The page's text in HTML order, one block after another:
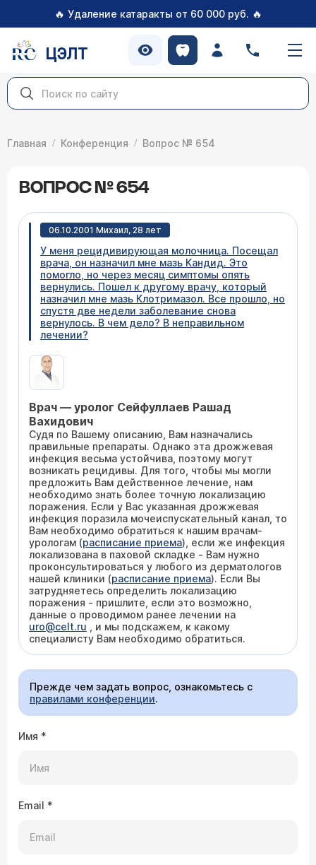
🔥 Удаление катаракты от 60 000 руб. 🔥
ЦЭЛТ
Главная Конференция Вопрос № 654
ВОПРОС № 654
06.10.2001 Михаил, 28 лет
У меня рецидивирующая молочница. Посещал
врача, он назначил мне мазь Кандид. Это
помогло, но через месяц симптомы опять
вернулись. Пошел к другому врачу, который
назначил мне мазь Клотримазол. Все прошло, но
спустя две недели заболевание снова
вернулось. В чем дело? В неправильном
лечении?
Врач — уролог Сейфуллаев Рашад
Вахидович
Судя по Вашему описанию, Вам назначались
правильные препараты. Однако эта дрожжевая
инфекция весьма устойчива, поэтому могут
возникать рецидивы. Для того, чтобы мы могли
предложить Вам действенное лечение, нам
необходимо знать более точную локализацию
поражения. Если у Вас указанная дрожжевая
инфекция поразила мочеиспускательный канал, то
Вам необходимо обратиться к нашим врачам-
урологам (расписание приема), если же инфекция
локализована в паховой складке - Вам нужно
проконсультироваться у любого из дерматологов
нашей клиники (расписание приема). Если Вы
затрудняетесь определить локализацию
поражения - пришлите, если это возможно,
данные о проводимом ранее лечении на
uro@celt.ru , и мы подскажем, к какому
специалисту Вам необходимо обратиться.
Прежде чем задать вопрос, ознакомьтесь с
правилами конференции.
Имя *
Email *